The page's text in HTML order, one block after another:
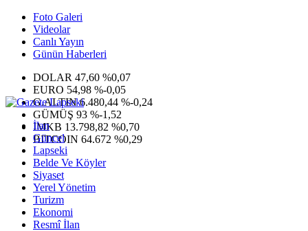
Foto Galeri
Videolar
Canlı Yayın
Günün Haberleri
DOLAR 47,60 %0,07
EURO 54,98 %-0,05
G.ALTIN6.480,44 %-0,24
GÜMÜŞ 93 %-1,52
IMKB 13.798,82 %0,70
BITCOIN 64.672 %0,29
İlan
Güncel
Lapseki
Belde Ve Köyler
Siyaset
Yerel Yönetim
Turizm
Ekonomi
Resmî İlan